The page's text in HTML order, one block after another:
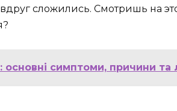
сложились. Смотришь на
основні симптоми, причини та